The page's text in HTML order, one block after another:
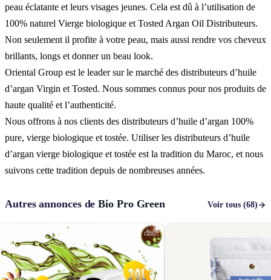
peau éclatante et leurs visages jeunes. Cela est dû à l’utilisation de
100% naturel Vierge biologique et Tosted Argan Oil Distributeurs.
Non seulement il profite à votre peau, mais aussi rendre vos cheveux
brillants, longs et donner un beau look.
Oriental Group est le leader sur le marché des distributeurs d’huile
d’argan Virgin et Tosted. Nous sommes connus pour nos produits de
haute qualité et l’authenticité.
Nous offrons à nos clients des distributeurs d’huile d’argan 100%
pure, vierge biologique et tostée. Utiliser les distributeurs d’huile
d’argan vierge biologique et tostée est la tradition du Maroc, et nous
suivons cette tradition depuis de nombreuses années.
Autres annonces deBio Pro Green Voir tous (68)